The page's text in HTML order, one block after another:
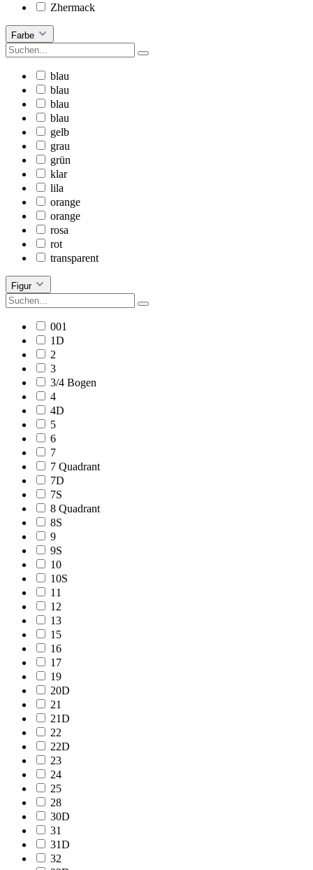
Zhermack
Farbe
blau
blau
blau
blau
gelb
grau
grün
klar
lila
orange
orange
rosa
rot
transparent
Figur
001
1D
2
3
3/4 Bogen
4
4D
5
6
7
7 Quadrant
7D
7S
8 Quadrant
8S
9
9S
10
10S
11
12
13
15
16
17
19
20D
21
21D
22
22D
23
24
25
28
30D
31
31D
32